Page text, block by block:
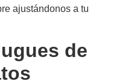
ajustándonos a tu
de